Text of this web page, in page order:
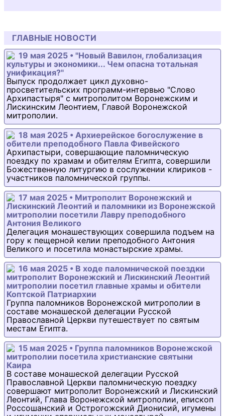
ГЛАВНЫЕ НОВОСТИ
19 мая 2025 • "Новый Вавилон, глобализация
культуры и экономики... Чем опасна тотальная
унификация?"
Выпуск продолжает цикл духовно-
просветительских программ-интервью "Слово
Архипастыря" с митрополитом Воронежским и
Лискинским Леонтием, Главой Воронежской
митрополии.
18 мая 2025 • Архиерейское богослужение в
обители преподобного Павла Фивейского
Архипастыри, совершающие паломническую
поездку по храмам и обителям Египта, совершили
Божественную литургию в сослужении клириков -
участников паломнической группы.
17 мая 2025 • Митрополит Воронежский и
Лискинский Леонтий и паломники из Воронежской
митрополии посетили Лавру преподобного
Антония Великого
Делегация монашествующих совершила подъем на
гору к пещерной келии преподобного Антония
Великого и посетила монастырские храмы.
16 мая 2025 • В ходе паломнической поездки
митрополит Воронежский и Лискинский Леонтий
митрополии посетил главные храмы и обители
Коптской Патриархии
Группа паломников Воронежской митрополии в
составе монашеской делегации Русской
Православной Церкви путешествует по святым
местам Египта.
15 мая 2025 • Группа паломников Воронежской
митрополии посетила христианские святыни
Каира
В составе монашеской делегации Русской
Православной Церкви паломническую поездку
совершают митрополит Воронежский и Лискинский
Леонтий, Глава Воронежской митрополии, епископ
Россошанский и Острогожский Дионисий, игумены